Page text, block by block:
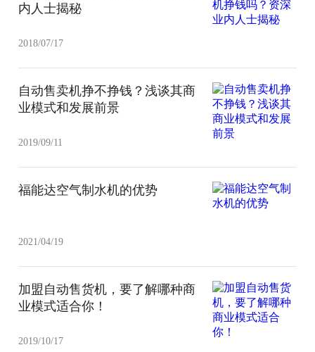
内人士揭秘
2018/07/17
自动售卖机挣不挣钱？浅谈其商
业模式和发展前景
2019/09/11
福能达空气制水机的优势
2021/04/19
加盟自动售货机，要了解哪种商
业模式适合你！
2019/10/17